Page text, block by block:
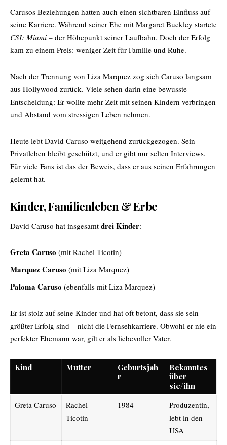
Carusos Beziehungen hatten auch einen sichtbaren Einfluss auf
seine Karriere. Während seiner Ehe mit Margaret Buckley startete
CSI: Miami – der Höhepunkt seiner Laufbahn. Doch der Erfolg
kam zu einem Preis: weniger Zeit für Familie und Ruhe.
Nach der Trennung von Liza Marquez zog sich Caruso langsam
aus Hollywood zurück. Viele sehen darin eine bewusste
Entscheidung: Er wollte mehr Zeit mit seinen Kindern verbringen
und Abstand vom stressigen Leben nehmen.
Heute lebt David Caruso weitgehend zurückgezogen. Sein
Privatleben bleibt geschützt, und er gibt nur selten Interviews.
Für viele Fans ist das der Beweis, dass er aus seinen Erfahrungen
gelernt hat.
Kinder, Familienleben & Erbe
David Caruso hat insgesamt drei Kinder:
Greta Caruso (mit Rachel Ticotin)
Marquez Caruso (mit Liza Marquez)
Paloma Caruso (ebenfalls mit Liza Marquez)
Er ist stolz auf seine Kinder und hat oft betont, dass sie sein
größter Erfolg sind – nicht die Fernsehkarriere. Obwohl er nie ein
perfekter Ehemann war, gilt er als liebevoller Vater.
Kind Mutter
Geburtsjah
r
Bekanntes
über
sie/ihn
Greta Caruso
Rachel
Ticotin
1984
Produzentin,
lebt in den
USA